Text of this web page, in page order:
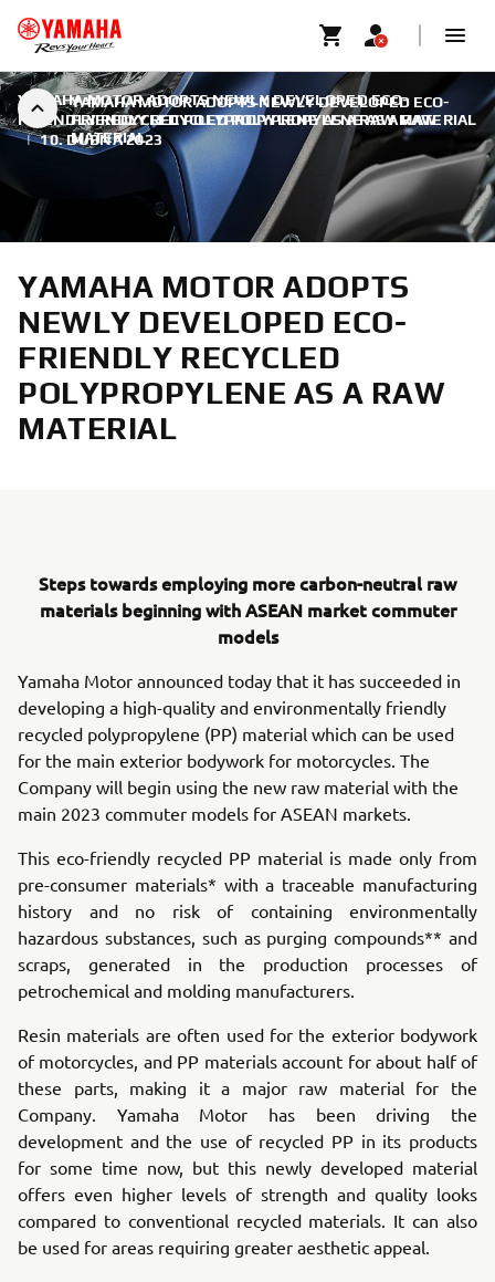
YAMAHA MOTOR ADOPTS NEWLY DEVELOPED ECO-
FRIENDLY RECYCLED POLYPROPYLENE AS A RAW
MATERIAL
YAMAHA MOTOR ADOPTS NEWLY DEVELOPED ECO-
FRIENDLY RECYCLED POLYPROPYLENE AS A RAW MATERIAL
| 10. DUBNA 2023
YAMAHA MOTOR ADOPTS
NEWLY DEVELOPED ECO-
FRIENDLY RECYCLED
POLYPROPYLENE AS A RAW
MATERIAL
Steps towards employing more carbon-neutral raw
materials beginning with ASEAN market commuter
models
Yamaha Motor announced today that it has succeeded in
developing a high-quality and environmentally friendly
recycled polypropylene (PP) material which can be used
for the main exterior bodywork for motorcycles. The
Company will begin using the new raw material with the
main 2023 commuter models for ASEAN markets.
This eco-friendly recycled PP material is made only from
pre-consumer materials* with a traceable manufacturing
history and no risk of containing environmentally
hazardous substances, such as purging compounds** and
scraps, generated in the production processes of
petrochemical and molding manufacturers.
Resin materials are often used for the exterior bodywork
of motorcycles, and PP materials account for about half of
these parts, making it a major raw material for the
Company. Yamaha Motor has been driving the
development and the use of recycled PP in its products
for some time now, but this newly developed material
offers even higher levels of strength and quality looks
compared to conventional recycled materials. It can also
be used for areas requiring greater aesthetic appeal.